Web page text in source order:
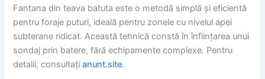
Fantana din teava batuta este o metodă simplă și eficientă
pentru foraje puturi, ideală pentru zonele cu nivelul apei
subterane ridicat. Această tehnică constă în înființarea unui
sondaj prin batere, fără echipamente complexe. Pentru
detalii, consultațianunt.site.